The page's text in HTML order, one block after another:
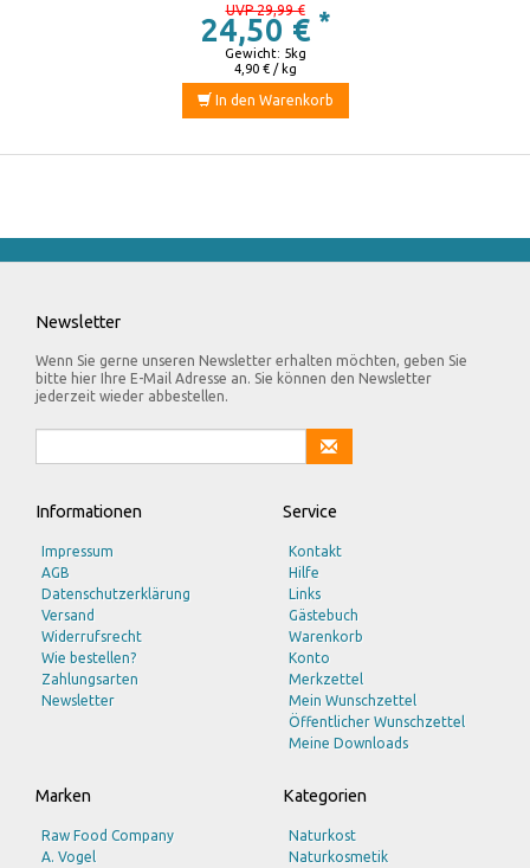
UVP 29,99 €
24,50 € *
4,90 € / kg
Gewicht: 5kg
In den Warenkorb
Newsletter
Wenn Sie gerne unseren Newsletter erhalten möchten, geben Sie
bitte hier Ihre E-Mail Adresse an. Sie können den Newsletter
jederzeit wieder abbestellen.
Informationen
Impressum
AGB
Datenschutzerklärung
Versand
Widerrufsrecht
Wie bestellen?
Zahlungsarten
Newsletter
Service
Kontakt
Hilfe
Links
Gästebuch
Warenkorb
Konto
Merkzettel
Mein Wunschzettel
Öffentlicher Wunschzettel
Meine Downloads
Marken
Raw Food Company
A. Vogel
Kategorien
Naturkost
Naturkosmetik